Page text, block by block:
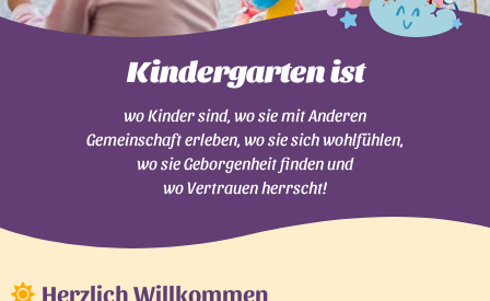
Kindergarten ist
wo Kinder sind, wo sie mit Anderen
Gemeinschaft erleben, wo sie sich wohlfühlen,
wo sie Geborgenheit finden und
wo Vertrauen herrscht!
Herzlich Willkommen